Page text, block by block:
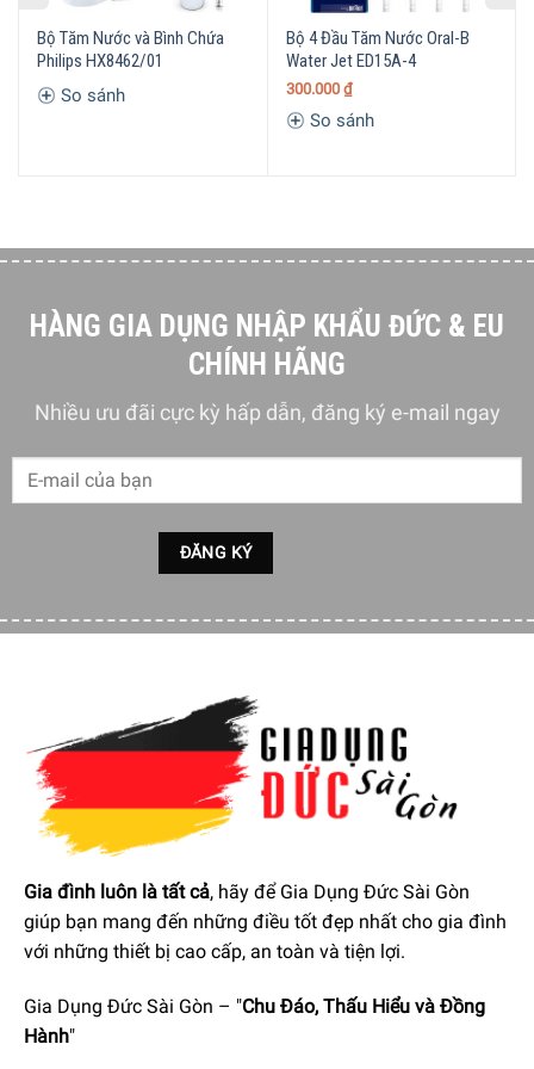
miệng loãng hoặc nước. Chỉ cần kiểm tra để đảm bảo
rằng nước súc miệng của bạn không chứa Isopropyl
Myristate. Vì điều này có thể làm hỏng thiết bị.
Có công nghệ không khí và microdroplet giúp loại bỏ
Điểm nổi bật của đầu thay tăm nước Philips HX8013/07
Đầu thay tăm nước phun góc mỏng và đầu hướng dẫn
Chỉ cần trượt dọc theo bề mặt răng gần đường viền
nướu cho đến khi đầu tăm nước vừa khít với rãnh giữa
các răng.
Đầu thay tăm nước phun mỏng, có góc cạnh: Đầu phun
góc cạnh, mỏng được thiết kế để dễ dàng tiếp cận các
Bộ Tăm Nước và Bình Chứa
Philips HX8462/01
So sánh
Bộ 4 Đầu Tăm Nước Oral-B
Water Jet ED15A-4
300.000 ₫
So sánh
HÀNG GIA DỤNG NHẬP KHẨU ĐỨC & EU
CHÍNH HÃNG
Nhiều ưu đãi cực kỳ hấp dẫn, đăng ký e-mail ngay
Gia đình luôn là tất cả, hãy để Gia Dụng Đức Sài Gòn
giúp bạn mang đến những điều tốt đẹp nhất cho gia đình
với những thiết bị cao cấp, an toàn và tiện lợi.
Gia Dụng Đức Sài Gòn – "Chu Đáo, Thấu Hiểu và Đồng
Hành"